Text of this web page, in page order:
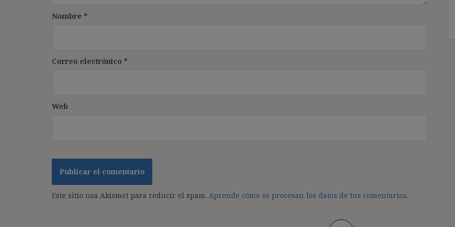
Nombre *
Correo electrónico *
Web
Este sitio usa Akismet para reducir el spam. Aprende cómo se procesan los datos de tus comentarios.